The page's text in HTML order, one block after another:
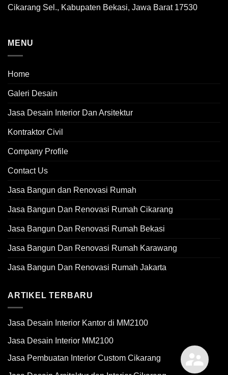
Cikarang Sel., Kabupaten Bekasi, Jawa Barat 17530
MENU
Home
Galeri Desain
Jasa Desain Interior Dan Arsitektur
Kontraktor Civil
Company Profile
Contact Us
Jasa Bangun dan Renovasi Rumah
Jasa Bangun Dan Renovasi Rumah Cikarang
Jasa Bangun Dan Renovasi Rumah Bekasi
Jasa Bangun Dan Renovasi Rumah Karawang
Jasa Bangun Dan Renovasi Rumah Jakarta
ARTIKEL TERBARU
Jasa Desain Interior Kantor di MM2100
Jasa Desain Interior MM2100
Jasa Pembuatan Interior Custom Cikarang